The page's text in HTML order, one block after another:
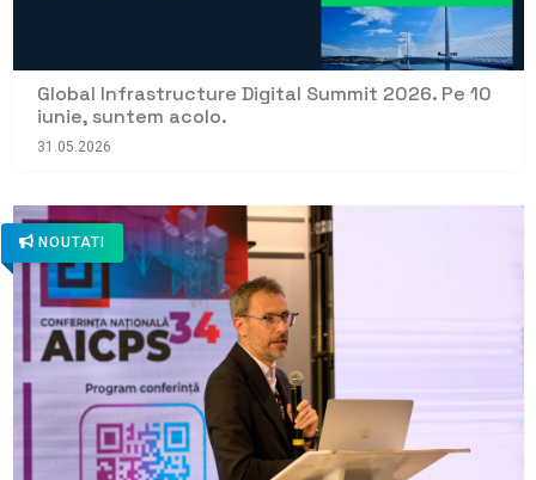
Global Infrastructure Digital Summit 2026. Pe 10
iunie, suntem acolo.
31.05.2026
NOUTATI